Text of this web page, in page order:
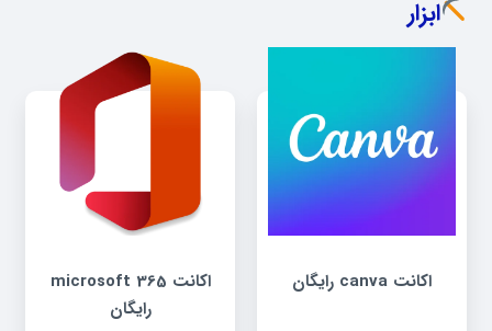
ابزار
اکانت canva رایگان
اکانت microsoft 365
رایگان